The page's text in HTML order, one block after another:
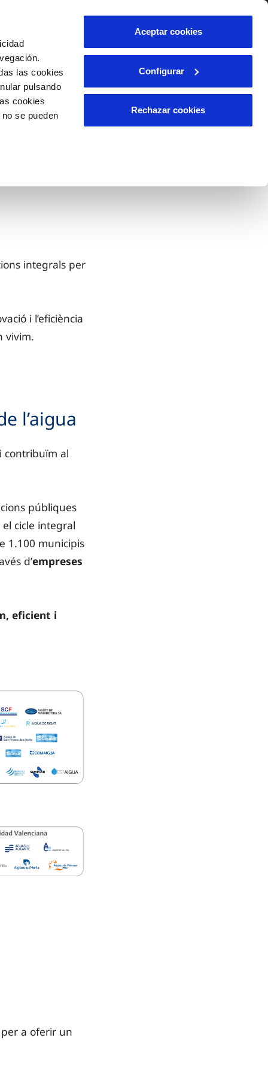
las cookies
pulsando
cookies
se pueden
Aceptar cookies
Configurar
Rechazar cookies
integrals per
i l’eficiència
vivim.
l’aigua
i contribuïm al
públiques
cicle integral
1.100 municipis
d’empreses
eficient i
a oferir un